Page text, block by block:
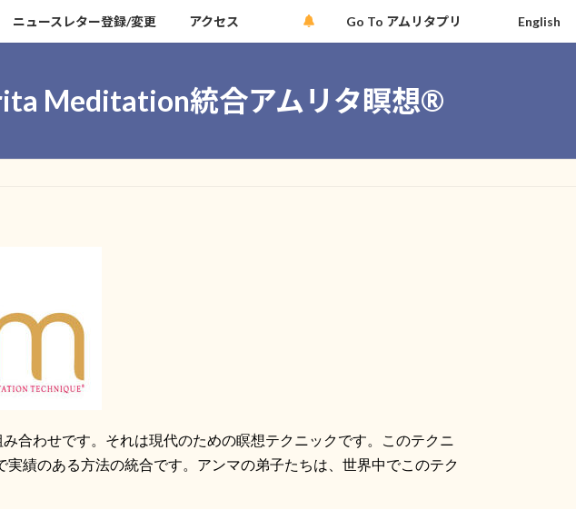
ニュースレター登録/変更 アクセス Go To アムリタプリ English
Meditation統合アムリタ瞑想®
合わせです。それは現代のための瞑想テクニックです。このテクニ
績のある方法の統合です。アンマの弟子たちは、世界中でこのテク